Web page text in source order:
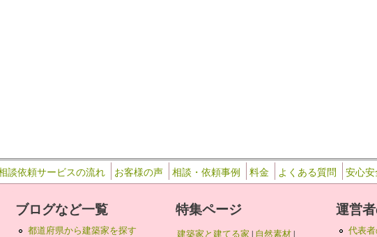
談依頼サービスの流れ お客様の声 相談・依頼事例 料金 よくある質問 安心
ブログなど一覧
都道府県から建築家を探す
特集ページ
建築家と建てる家 | 自然素材|
運営
代表